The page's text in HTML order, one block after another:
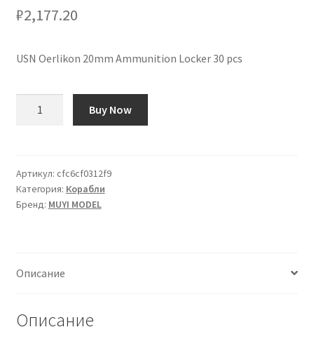
₽2,177.20
USN Oerlikon 20mm Ammunition Locker 30 pcs
боеприпасов
USN
Oerlikon
30
Buy Now
Артикул: cfc6cf0312f9
Категория: Корабли
Бренд: MUYI MODEL
Описание
Описание